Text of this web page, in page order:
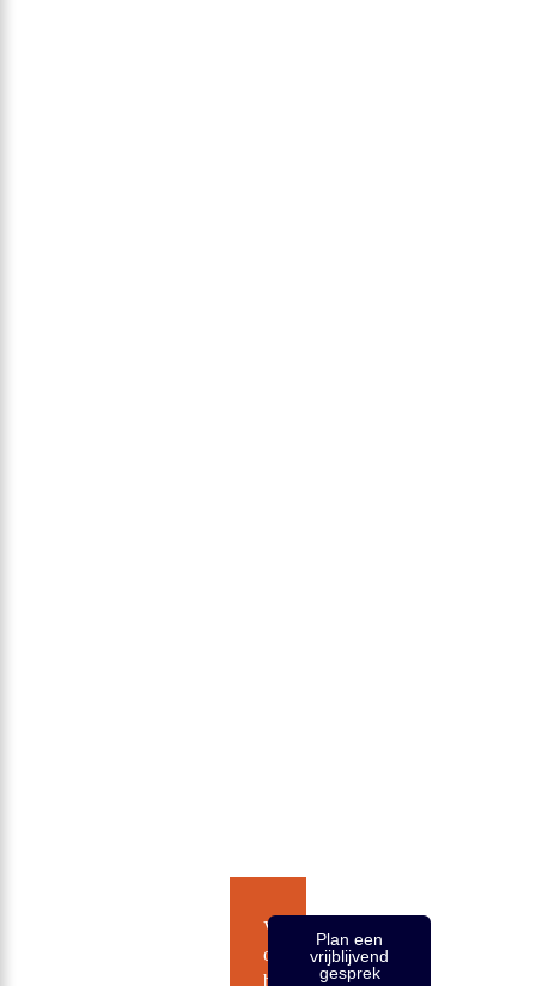
Veel
organisaties
blijven
Plan een
vrijblijvend
gesprek